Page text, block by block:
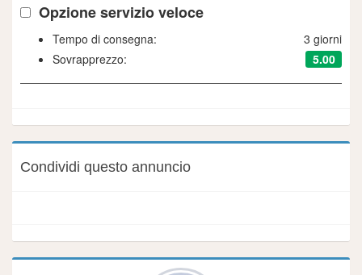
Opzione servizio veloce
Tempo di consegna:
3 giorni
Sovrapprezzo:
5.00
Condividi questo annuncio